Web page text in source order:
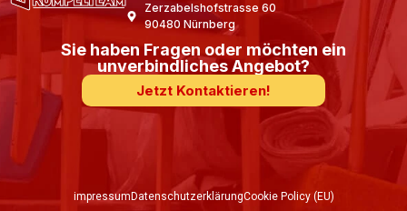
Zerzabelshofstrasse 60
90480 Nürnberg
Sie haben Fragen oder möchten ein
unverbindliches Angebot?
Jetzt Kontaktieren!
impressum DatenschutzerklärungCookie Policy (EU)